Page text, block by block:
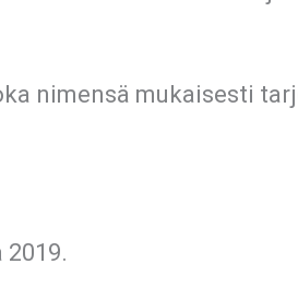
nimensä mukaisesti